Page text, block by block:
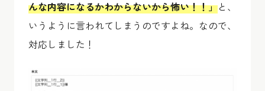
んな内容になるかわからないから怖い！！」と、
いうように言われてしまうのですよね。なので、
対応しました！